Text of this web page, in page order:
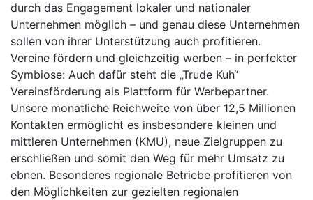
durch das Engagement lokaler und nationaler
Unternehmen möglich – und genau diese Unternehmen
sollen von ihrer Unterstützung auch profitieren.
Vereine fördern und gleichzeitig werben – in perfekter
Symbiose: Auch dafür steht die „Trude Kuh“
Vereinsförderung als Plattform für Werbepartner.
Unsere monatliche Reichweite von über 12,5 Millionen
Kontakten ermöglicht es insbesondere kleinen und
mittleren Unternehmen (KMU), neue Zielgruppen zu
erschließen und somit den Weg für mehr Umsatz zu
ebnen. Besonderes regionale Betriebe profitieren von
den Möglichkeiten zur gezielten regionalen